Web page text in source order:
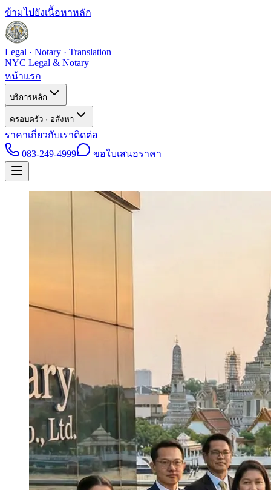
ข้ามไปยังเนื้อหาหลัก
Legal · Notary · Translation
NYC Legal & Notary
หน้าแรก
บริการหลัก
ครอบครัว · อสังหา
ราคาเกี่ยวกับเราติดต่อ
083-249-4999
ขอใบเสนอราคา